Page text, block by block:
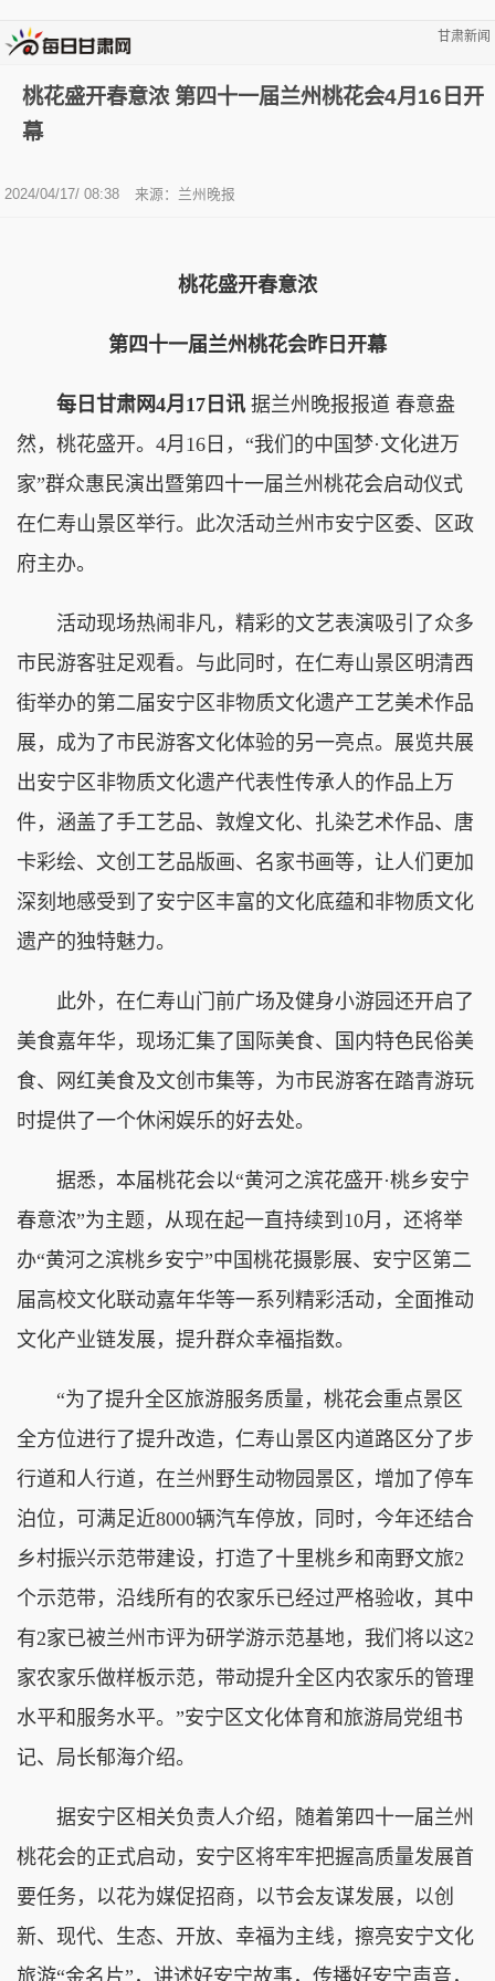
甘肃新闻
桃花盛开春意浓 第四十一届兰州桃花会4月16日开
幕
2024/04/17/ 08:38 来源：兰州晚报
桃花盛开春意浓
第四十一届兰州桃花会昨日开幕
每日甘肃网4月17日讯 据兰州晚报报道 春意盎
然，桃花盛开。4月16日，“我们的中国梦·文化进万
家”群众惠民演出暨第四十一届兰州桃花会启动仪式
在仁寿山景区举行。此次活动兰州市安宁区委、区政
府主办。
活动现场热闹非凡，精彩的文艺表演吸引了众多
市民游客驻足观看。与此同时，在仁寿山景区明清西
街举办的第二届安宁区非物质文化遗产工艺美术作品
展，成为了市民游客文化体验的另一亮点。展览共展
出安宁区非物质文化遗产代表性传承人的作品上万
件，涵盖了手工艺品、敦煌文化、扎染艺术作品、唐
卡彩绘、文创工艺品版画、名家书画等，让人们更加
深刻地感受到了安宁区丰富的文化底蕴和非物质文化
遗产的独特魅力。
此外，在仁寿山门前广场及健身小游园还开启了
美食嘉年华，现场汇集了国际美食、国内特色民俗美
食、网红美食及文创市集等，为市民游客在踏青游玩
时提供了一个休闲娱乐的好去处。
据悉，本届桃花会以“黄河之滨花盛开·桃乡安宁
春意浓”为主题，从现在起一直持续到10月，还将举
办“黄河之滨桃乡安宁”中国桃花摄影展、安宁区第二
届高校文化联动嘉年华等一系列精彩活动，全面推动
文化产业链发展，提升群众幸福指数。
“为了提升全区旅游服务质量，桃花会重点景区
全方位进行了提升改造，仁寿山景区内道路区分了步
行道和人行道，在兰州野生动物园景区，增加了停车
泊位，可满足近8000辆汽车停放，同时，今年还结合
乡村振兴示范带建设，打造了十里桃乡和南野文旅2
个示范带，沿线所有的农家乐已经过严格验收，其中
有2家已被兰州市评为研学游示范基地，我们将以这2
家农家乐做样板示范，带动提升全区内农家乐的管理
水平和服务水平。”安宁区文化体育和旅游局党组书
记、局长郁海介绍。
据安宁区相关负责人介绍，随着第四十一届兰州
桃花会的正式启动，安宁区将牢牢把握高质量发展首
要任务，以花为媒促招商，以节会友谋发展，以创
新、现代、生态、开放、幸福为主线，擦亮安宁文化
旅游“金名片”，讲述好安宁故事，传播好安宁声音，